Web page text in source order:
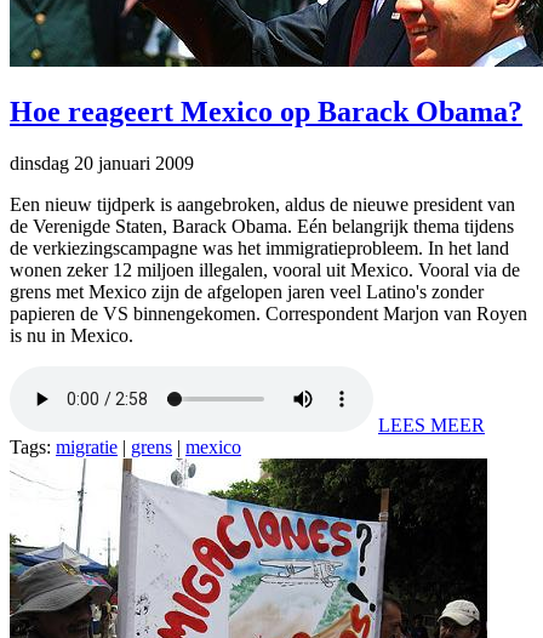
Hoe reageert Mexico op Barack Obama?
dinsdag 20 januari 2009
Een nieuw tijdperk is aangebroken, aldus de nieuwe president van
de Verenigde Staten, Barack Obama. Eén belangrijk thema tijdens
de verkiezingscampagne was het immigratieprobleem. In het land
wonen zeker 12 miljoen illegalen, vooral uit Mexico. Vooral via de
grens met Mexico zijn de afgelopen jaren veel Latino's zonder
papieren de VS binnengekomen. Correspondent Marjon van Royen
is nu in Mexico.
LEES MEER
Tags: migratie | grens | mexico